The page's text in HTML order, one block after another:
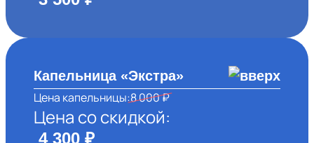
Капельница «Экстра»
Цена капельницы:8 000 ₽
Цена со скидкой:
4 300 ₽